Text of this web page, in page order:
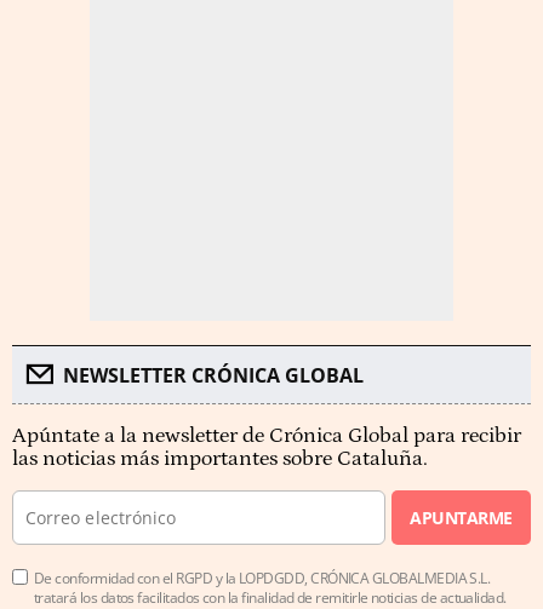
NEWSLETTER CRÓNICA GLOBAL
Apúntate a la newsletter de Crónica Global para recibir
las noticias más importantes sobre Cataluña.
APUNTARME
De conformidad con el RGPD y la LOPDGDD, CRÓNICA GLOBALMEDIA S.L.
tratará los datos facilitados con la finalidad de remitirle noticias de actualidad.